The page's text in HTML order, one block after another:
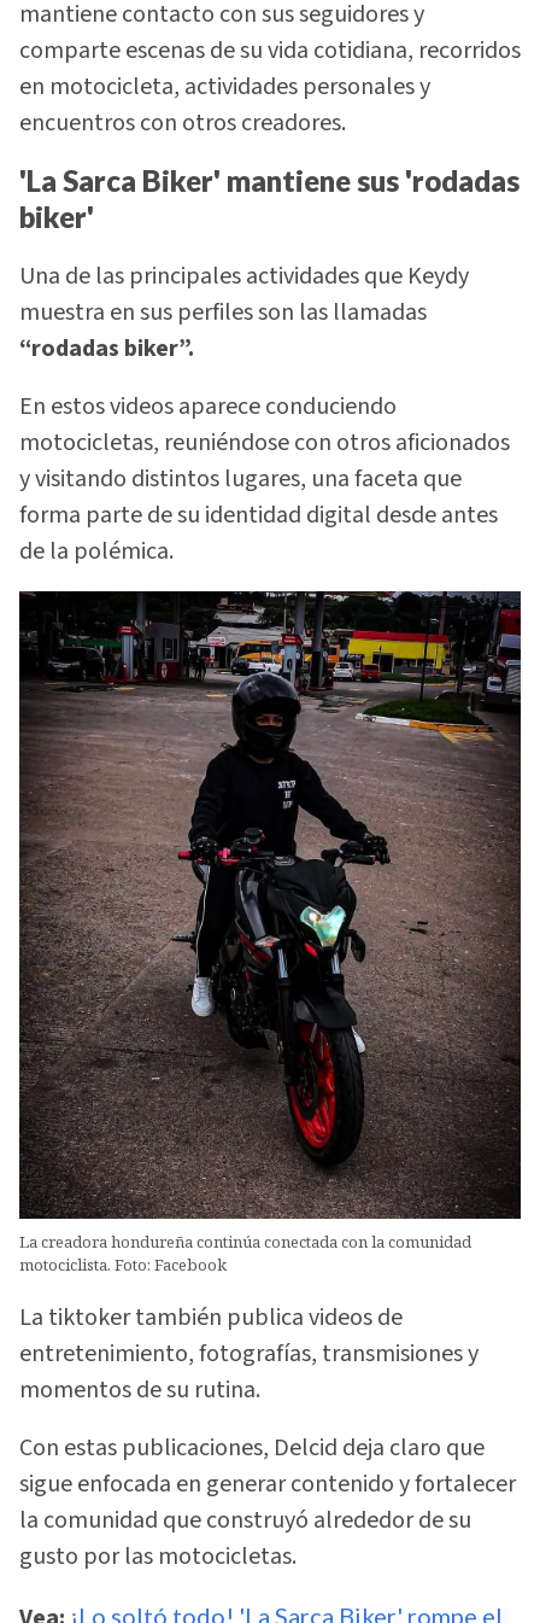
mantiene contacto con sus seguidores y
comparte escenas de su vida cotidiana, recorridos
en motocicleta, actividades personales y
encuentros con otros creadores.
'La Sarca Biker' mantiene sus 'rodadas
biker'
Una de las principales actividades que Keydy
muestra en sus perfiles son las llamadas
“rodadas biker”.
En estos videos aparece conduciendo
motocicletas, reuniéndose con otros aficionados
y visitando distintos lugares, una faceta que
forma parte de su identidad digital desde antes
de la polémica.
La creadora hondureña continúa conectada con la comunidad
motociclista. Foto: Facebook
La tiktoker también publica videos de
entretenimiento, fotografías, transmisiones y
momentos de su rutina.
Con estas publicaciones, Delcid deja claro que
sigue enfocada en generar contenido y fortalecer
la comunidad que construyó alrededor de su
gusto por las motocicletas.
¡Lo soltó todo! 'La Sarca Biker' rompe el